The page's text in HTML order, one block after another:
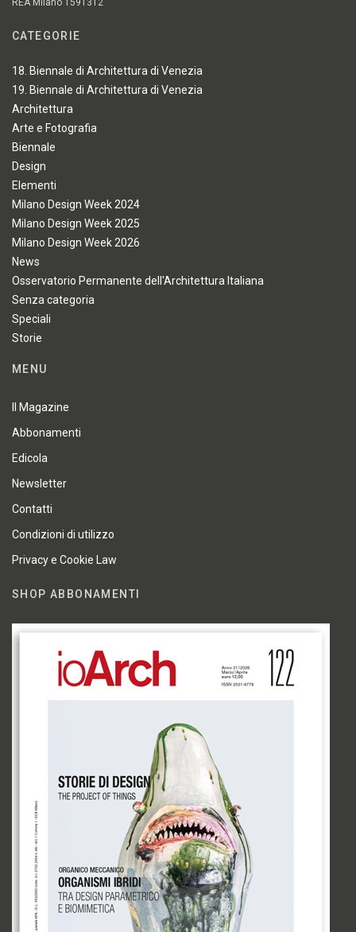
REA Milano 1591312
CATEGORIE
18. Biennale di Architettura di Venezia
19. Biennale di Architettura di Venezia
Architettura
Arte e Fotografia
Biennale
Design
Elementi
Milano Design Week 2024
Milano Design Week 2025
Milano Design Week 2026
News
Osservatorio Permanente dell'Architettura Italiana
Senza categoria
Speciali
Storie
MENU
Il Magazine
Abbonamenti
Edicola
Newsletter
Contatti
Condizioni di utilizzo
Privacy e Cookie Law
SHOP ABBONAMENTI